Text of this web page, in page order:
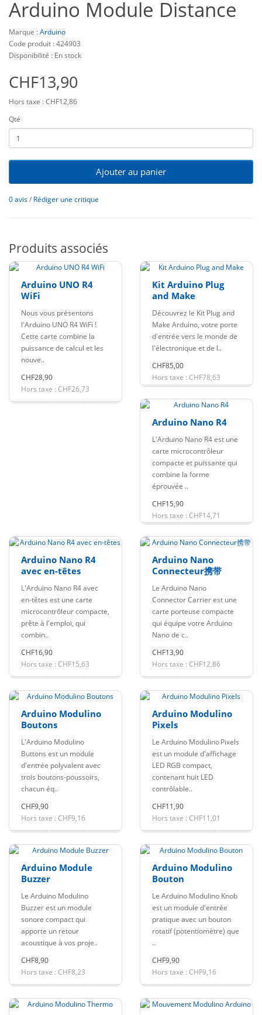
Arduino Module Distance
Marque :Arduino
Code produit : 424903
Disponibilité : En stock
CHF13,90
Hors taxe : CHF12,86
Qté
Ajouter au panier
0 avis/ Rédiger une critique
Produits associés
Arduino UNO R4
WiFi
Nous vous présentons
l'Arduino UNO R4 WiFi !
Cette carte combine la
puissance de calcul et les
nouve..
CHF28,90
Hors taxe : CHF26,73
Kit Arduino Plug
and Make
Découvrez le Kit Plug and
Make Arduino, votre porte
d'entrée vers le monde de
l'électronique et de l..
CHF85,00
Hors taxe : CHF78,63
Arduino Nano R4
L'Arduino Nano R4 est une
carte microcontrôleur
compacte et puissante qui
combine la forme
éprouvée ..
CHF15,90
Hors taxe : CHF14,71
Arduino Nano R4
avec en-têtes
L'Arduino Nano R4 avec
en-têtes est une carte
microcontrôleur compacte,
prête à l'emploi, qui
combin..
CHF16,90
Hors taxe : CHF15,63
Arduino Nano
Connecteur携带
Le Arduino Nano
Connector Carrier est une
carte porteuse compacte
qui équipe votre Arduino
Nano de c..
CHF13,90
Hors taxe : CHF12,86
Arduino Modulino
Boutons
L'Arduino Modulino
Buttons est un module
d'entrée polyvalent avec
trois boutons-poussoirs,
chacun éq..
CHF9,90
Hors taxe : CHF9,16
Arduino Modulino
Pixels
Le Arduino Modulino Pixels
est un module d'affichage
LED RGB compact,
contenant huit LED
contrôlable..
CHF11,90
Hors taxe : CHF11,01
Arduino Module
Buzzer
Le Arduino Modulino
Buzzer est un module
sonore compact qui
apporte un retour
acoustique à vos proje..
CHF8,90
Hors taxe : CHF8,23
Arduino Modulino
Bouton
Le Arduino Modulino Knob
est un module d'entrée
pratique avec un bouton
rotatif (potentiomètre) que
..
CHF9,90
Hors taxe : CHF9,16